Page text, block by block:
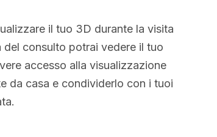
il tuo 3D durante la visita
del consulto potrai vedere il tuo
accesso alla visualizzazione
da casa e condividerlo con i tuoi